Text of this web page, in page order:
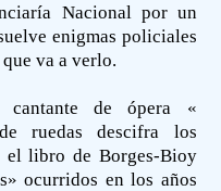
Nacional por un
enigmas policiales
va a verlo.
de ópera «
ruedas descifra los
el libro de Borges-Bioy
ocurridos en los años